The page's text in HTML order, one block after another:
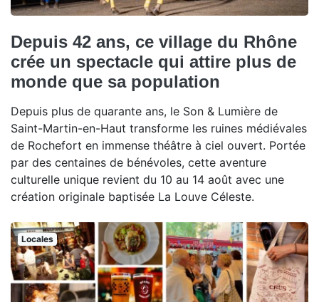
Depuis 42 ans, ce village du Rhône
crée un spectacle qui attire plus de
monde que sa population
Depuis plus de quarante ans, le Son & Lumière de
Saint-Martin-en-Haut transforme les ruines médiévales
de Rochefort en immense théâtre à ciel ouvert. Portée
par des centaines de bénévoles, cette aventure
culturelle unique revient du 10 au 14 août avec une
création originale baptisée La Louve Céleste.
Locales